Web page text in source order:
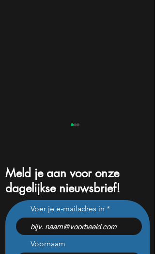
Bill Ackman kocht voor
$2,1 miljard Microsoft: is
het aandeel na de
koerssprong nog
aantrekkelijk?
Meld je aan voor onze
dagelijkse nieuwsbrief!
Voer je e-mailadres in
Voornaam